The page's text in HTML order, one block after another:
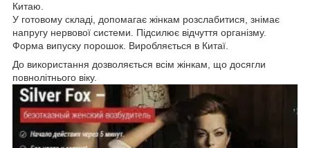
Китаю.
У готовому складі, допомагає жінкам розслабитися, знімає
напругу нервової системи. Підсилює відчуття організму.
Форма випуску порошок. Виробляється в Китаї.
До використання дозволяється всім жінкам, що досягли
повнолітнього віку.